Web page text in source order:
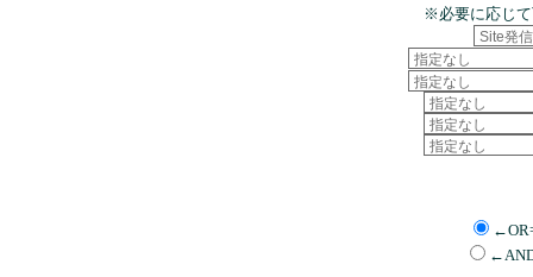
※必要に応じ